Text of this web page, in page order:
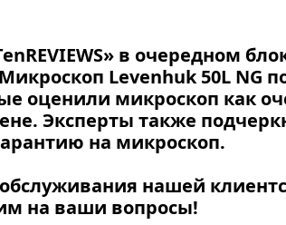
в очередном
Levenhuk 50L NG
оценили микроскоп как
Эксперты также
на микроскоп.
нашей
на ваши вопросы!